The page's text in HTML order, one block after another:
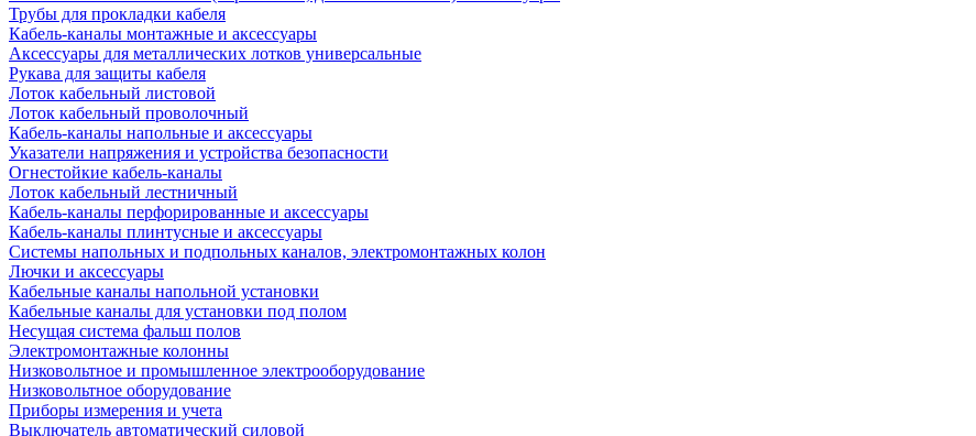
Трубы для прокладки кабеля
Кабель-каналы монтажные и аксессуары
Аксессуары для металлических лотков универсальные
Рукава для защиты кабеля
Лоток кабельный листовой
Лоток кабельный проволочный
Кабель-каналы напольные и аксессуары
Указатели напряжения и устройства безопасности
Огнестойкие кабель-каналы
Лоток кабельный лестничный
Кабель-каналы перфорированные и аксессуары
Кабель-каналы плинтусные и аксессуары
Системы напольных и подпольных каналов, электромонтажных колон
Лючки и аксессуары
Кабельные каналы напольной установки
Кабельные каналы для установки под полом
Несущая система фальш полов
Электромонтажные колонны
Низковольтное и промышленное электрооборудование
Низковольтное оборудование
Приборы измерения и учета
Выключатель автоматический силовой